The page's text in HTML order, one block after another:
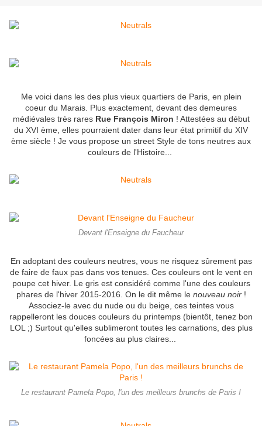
Me voici dans les des plus vieux quartiers de Paris, en plein
coeur du Marais. Plus exactement, devant des demeures
médiévales très rares Rue François Miron ! Attestées au début
du XVI ème, elles pourraient dater dans leur état primitif du XIV
ème siècle ! Je vous propose un street Style de tons neutres aux
couleurs de l'Histoire...
Devant l'Enseigne du Faucheur
En adoptant des couleurs neutres, vous ne risquez sûrement pas
de faire de faux pas dans vos tenues. Ces couleurs ont le vent en
poupe cet hiver. Le gris est considéré comme l'une des couleurs
phares de l'hiver 2015-2016. On le dit même le nouveau noir!
Associez-le avec du nude ou du beige, ces teintes vous
rappelleront les douces couleurs du printemps (bientôt, tenez bon
LOL ;) Surtout qu'elles sublimeront toutes les carnations, des plus
foncées au plus claires...
Le restaurant Pamela Popo, l'un des meilleurs brunchs de Paris !